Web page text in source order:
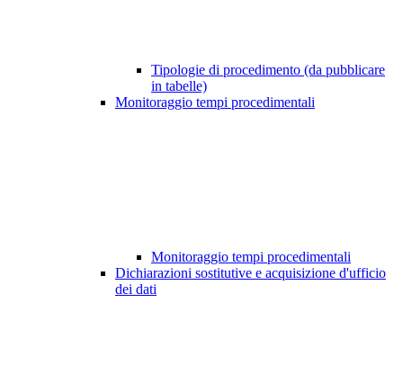
Tipologie di procedimento (da pubblicare
in tabelle)
Monitoraggio tempi procedimentali
Monitoraggio tempi procedimentali
Dichiarazioni sostitutive e acquisizione d'ufficio
dei dati